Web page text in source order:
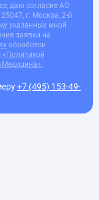
даю согласие АО
г. Москва, 2-й
указанных мной
заявки на
обработки
«Политикой
+7 (495) 153-49-